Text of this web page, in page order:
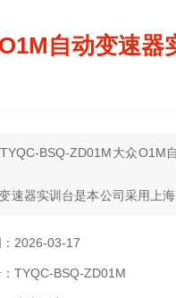
自动变速器
BSQ-ZD01M大众O1M
速器实训台是本公司采用上
2026-03-17
TYQC-BSQ-ZD01M